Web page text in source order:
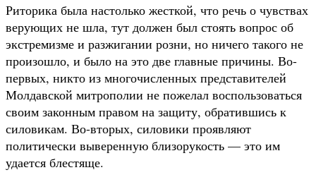
Риторика была настолько жесткой, что речь о чувствах
верующих не шла, тут должен был стоять вопрос об
экстремизме и разжигании розни, но ничего такого не
произошло, и было на это две главные причины. Во-
первых, никто из многочисленных представителей
Молдавской митрополии не пожелал воспользоваться
своим законным правом на защиту, обратившись к
силовикам. Во-вторых, силовики проявляют
политически выверенную близорукость — это им
удается блестяще.